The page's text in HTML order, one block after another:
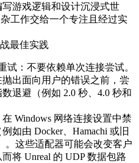
写游戏逻辑和设计沉浸式世
工作交给一个专注且经过实
最佳实践
试 ：不要依赖单次连接尝试。
出面向用户的错误之前，尝
退避（例如 2.0 秒、4.0 秒和
在 Windows 网络连接设置中禁
如由 Docker、Hamachi 或旧
。这些适配器可能会改变客户
将 Unreal 的 UDP 数据包路